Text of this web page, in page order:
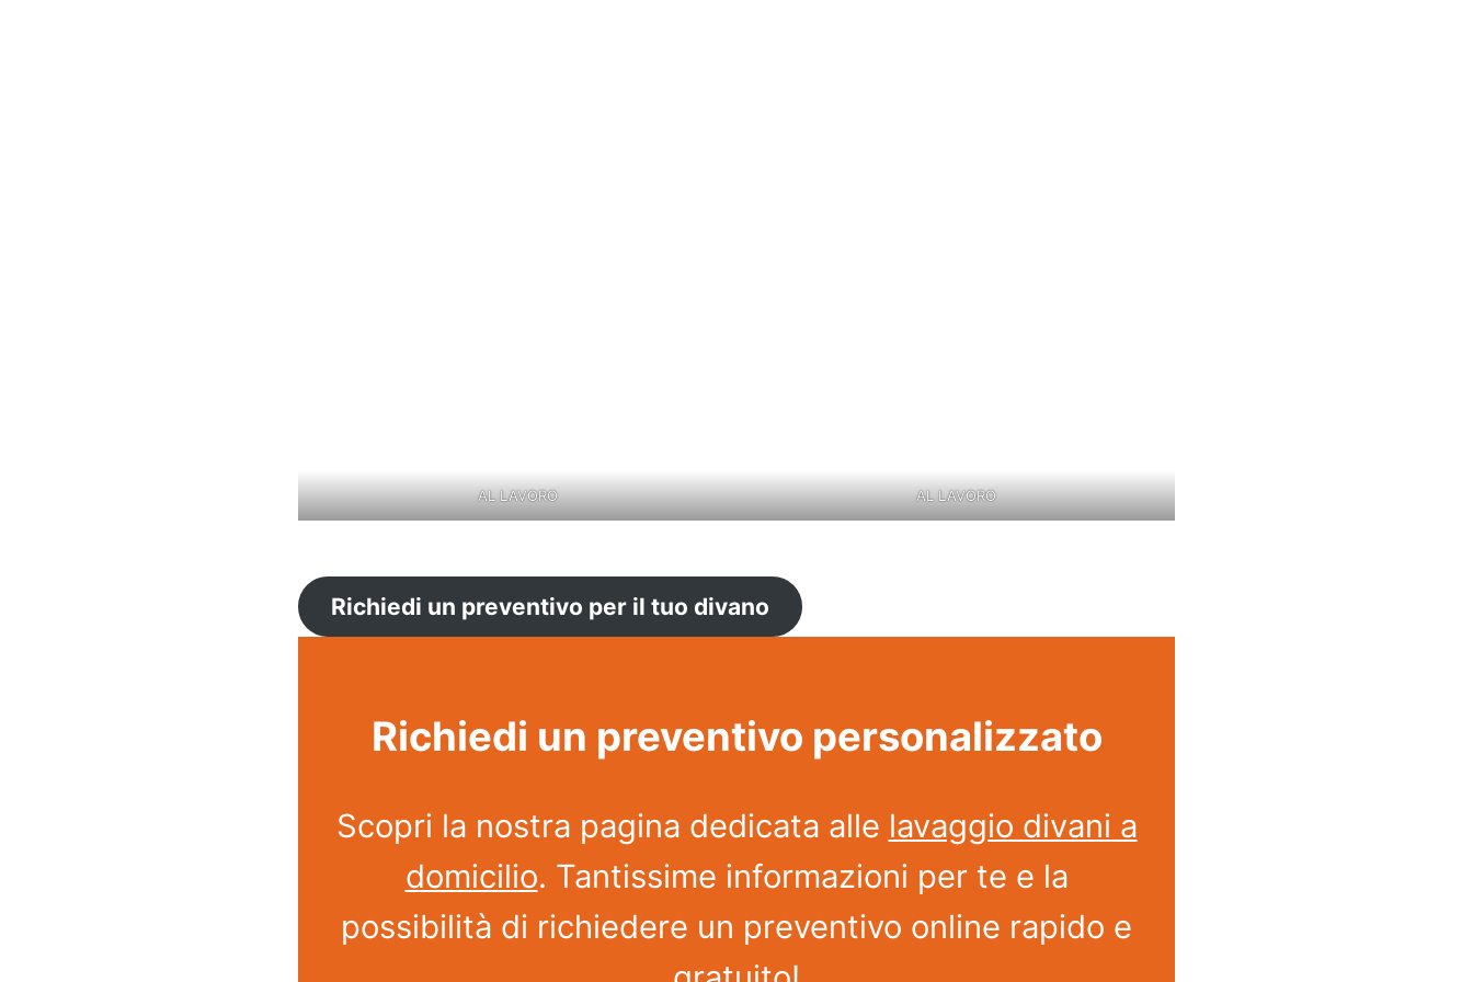
AL LAVORO AL LAVORO
Richiedi un preventivo per il tuo divano
Richiedi un preventivo personalizzato
Scopri la nostra pagina dedicata alle lavaggio divani a
domicilio. Tantissime informazioni per te e la
possibilità di richiedere un preventivo online rapido e